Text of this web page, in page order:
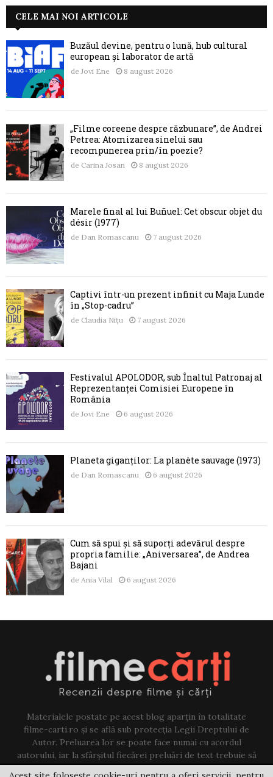
CELE MAI NOI ARTICOLE
Buzăul devine, pentru o lună, hub cultural
european și laborator de artă
de Jovi Ene 8 august 2026
„Filme coreene despre răzbunare”, de Andrei
Petrea: Atomizarea sinelui sau
recompunerea prin/în poezie?
de Carina Josan 8 august 2026
Marele final al lui Buñuel: Cet obscur objet du
désir (1977)
de Dan Romascanu 7 august 2026
Captivi într-un prezent infinit cu Maja Lunde
în „Stop-cadru”
de Claudia Nițu 7 august 2026
Festivalul APOLODOR, sub Înaltul Patronaj al
Reprezentanței Comisiei Europene în
România
de Jovi Ene 6 august 2026
Planeta giganților: La planète sauvage (1973)
de Dan Romascanu 6 august 2026
Cum să spui și să suporți adevărul despre
propria familie: „Aniversarea”, de Andrea
Bajani
de Ania Vilal 6 august 2026
Materialele postate pe acest blog aparțin în totalitate
filme-carti.ro și se află sub protecția Legii Dreptului de
Autor. Preluarea lor se poate face numai cu acordul
autorului, iar la sfârșitul fiecărei preluări de text trebuie să
existe un link către acest blog.